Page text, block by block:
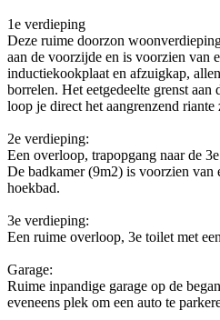
1e verdieping
Deze ruime doorzon
aan de voorzijde en is voorzien van
inductiekookplaat en afzuigkap,
borrelen. Het eetgedeelte grenst
loop je direct het aangrenzend
2e verdieping:
Een overloop, trapopgang naar de
De badkamer (9m2) is voorzien van
hoekbad.
3e verdieping:
Een ruime overloop, 3e toilet met
Garage:
Ruime inpandige garage op de
eveneens plek om een auto te